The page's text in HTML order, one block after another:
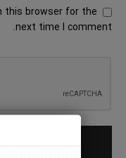
this browser for the
next time I comment.